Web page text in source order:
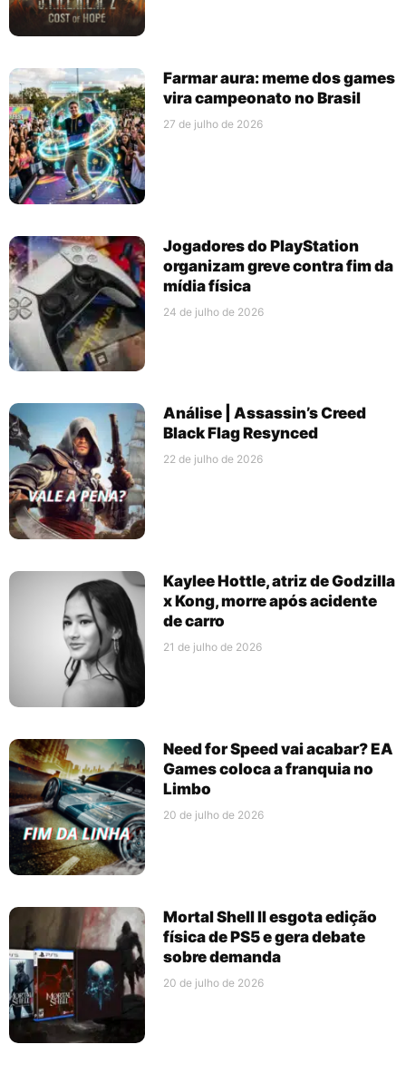
Farmar aura: meme dos games
vira campeonato no Brasil
27 de julho de 2026
Jogadores do PlayStation
organizam greve contra fim da
mídia física
24 de julho de 2026
Análise | Assassin’s Creed
Black Flag Resynced
22 de julho de 2026
Kaylee Hottle, atriz de Godzilla
x Kong, morre após acidente
de carro
21 de julho de 2026
Need for Speed vai acabar? EA
Games coloca a franquia no
Limbo
20 de julho de 2026
Mortal Shell II esgota edição
física de PS5 e gera debate
sobre demanda
20 de julho de 2026